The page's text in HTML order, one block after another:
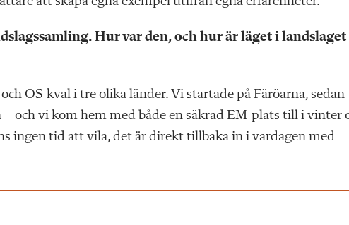
Hur var den, och hur är läget i landslaget
OS-kval i tre olika länder. Vi startade på Färöarna, sedan
och vi kom hem med både en säkrad EM-plats till i vinter
ingen tid att vila, det är direkt tillbaka in i vardagen med